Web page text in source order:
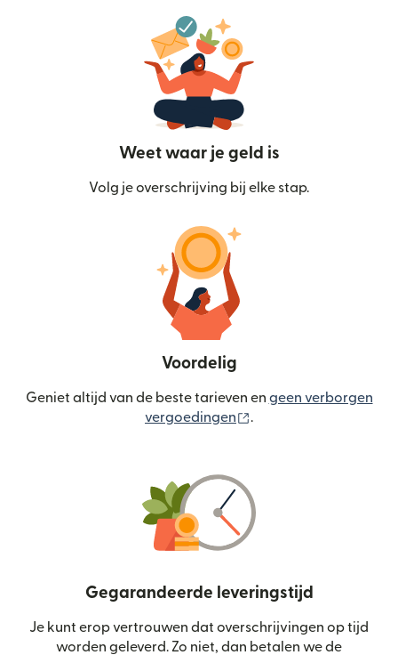
Weet waar je geld is
Volg je overschrijving bij elke stap.
Voordelig
Geniet altijd van de beste tarieven en geen verborgen
vergoedingen
.
Gegarandeerde leveringstijd
Je kunt erop vertrouwen dat overschrijvingen op tijd
worden geleverd. Zo niet, dan betalen we de